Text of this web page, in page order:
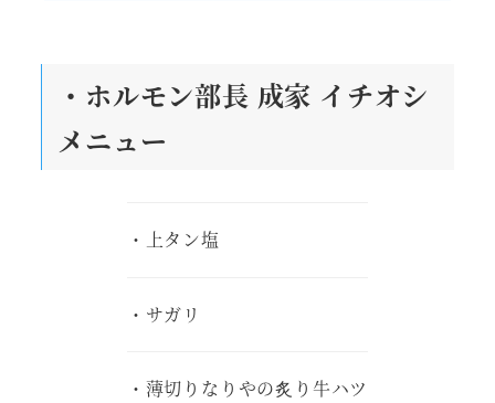
・ホルモン部長 成家 イチオシ
メニュー
・上タン塩
・サガリ
・薄切りなりやの炙り牛ハツ